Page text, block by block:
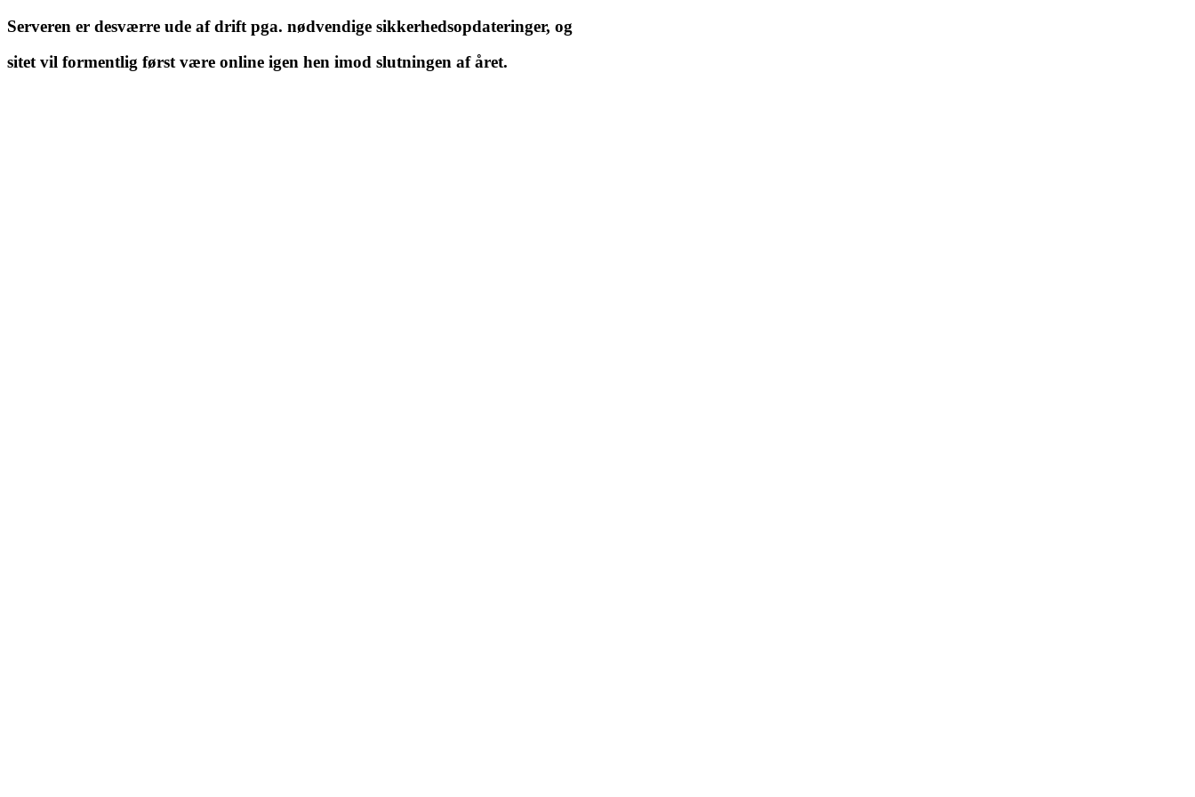
Serveren er desværre ude af drift pga. nødvendige sikkerhedsopdateringer, og
sitet vil formentlig først være online igen hen imod slutningen af året.